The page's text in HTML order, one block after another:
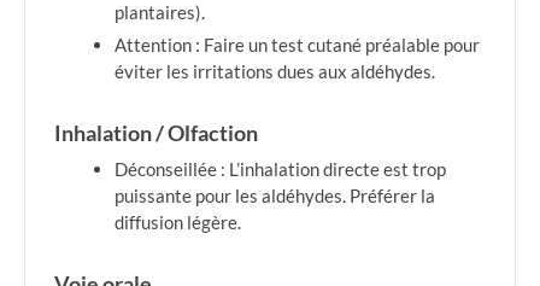
plantaires).
Attention : Faire un test cutané préalable pour
éviter les irritations dues aux aldéhydes.
Inhalation / Olfaction
Déconseillée : L’inhalation directe est trop
puissante pour les aldéhydes. Préférer la
diffusion légère.